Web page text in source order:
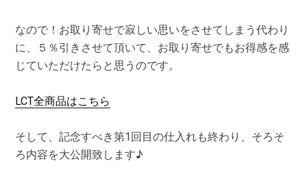
なので！お取り寄せで寂しい思いをさせてしまう代わり
に、５％引きさせて頂いて、お取り寄せでもお得感を感
じていただけたらと思うのです。
LCT全商品はこちら
そして、記念すべき第1回目の仕入れも終わり、そろそ
ろ内容を大公開致します♪